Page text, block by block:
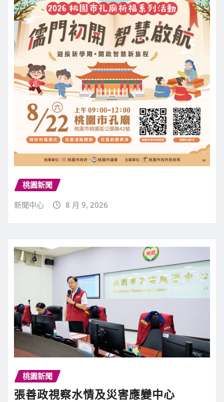
桃園新聞
新聞中心
8 月 9, 2026
桃園新聞
張善政視察水情及災害應變中心